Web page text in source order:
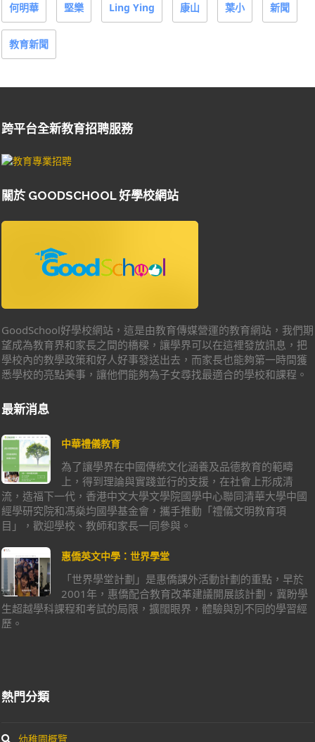
何明華 堅樂 Ling Ying 康山 葉小 新聞
教育新聞
跨平台全新教育招聘服務
關於 GOODSCHOOL 好學校網站
GoodSchool好學校網站，這是由教育傳媒營運的教育網站，我們期
望成為教育界和家長之間的橋樑，讓學界可以在這裡發放訊息，把
學校內的教學政策和好人好事發送出去，而家長也能夠第一時間獲
悉學校的亮點美事，讓他們能夠為子女尋找最適合的學校和課程。
最新消息
中華禮儀教育
為了讓學界在中國傳統文化涵養及品德教育的範疇
上，得到理論與實踐並行的支援，在社會上形成清
流，造福下一代，香港中文大學文學院國學中心聯同清華大學中國
經學研究院和馮燊均國學基金會，攜手推動「禮儀文明教育項
目」，歡迎學校、教師和家長一同參與。
惠僑英文中學：世界學堂
「世界學堂計劃」是惠僑課外活動計劃的重點，早於
2001年，惠僑配合教育改革建議開展該計劃，冀盼學
生超越學科課程和考試的局限，擴闊眼界，體驗與別不同的學習經
歷。
熱門分類
幼稚園概覽